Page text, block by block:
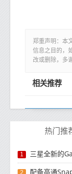
郑重声明：本
信息之目的，
改或删除，多
相关推荐
热门推
1 三星全新的
2 配备高通